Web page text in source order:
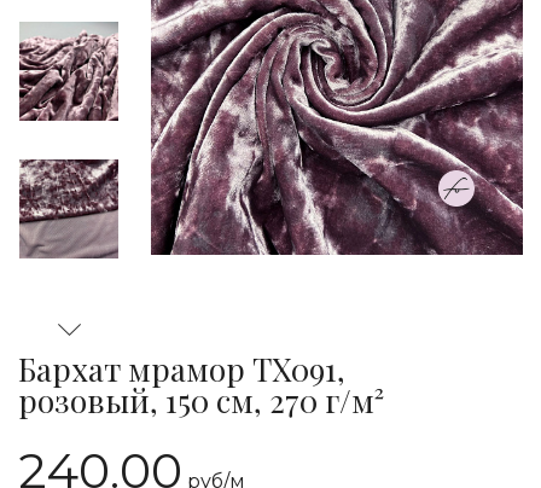
Бархат мрамор TX091,
розовый, 150 см, 270 г/м²
240.00 руб/м